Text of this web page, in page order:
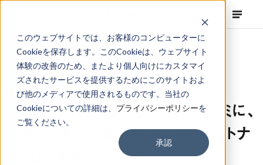
このウェブサイトでは、お客様のコンピューターに
Cookieを保存します。このCookieは、ウェブサイト
体験の改善のため、またより個人向けにカスタマイ
ズされたサービスを提供するためにこのサイトおよ
び他のメディアで使用されるものです。当社の
Cookieについての詳細は、 プライバシーポリシーを
ご覧ください。
承認
NEWS Corporate Topics 2021.01.25
Dcraft デザイン経営リーダーズゼミに、
ツギノジダイとJDNがメディアパートナ